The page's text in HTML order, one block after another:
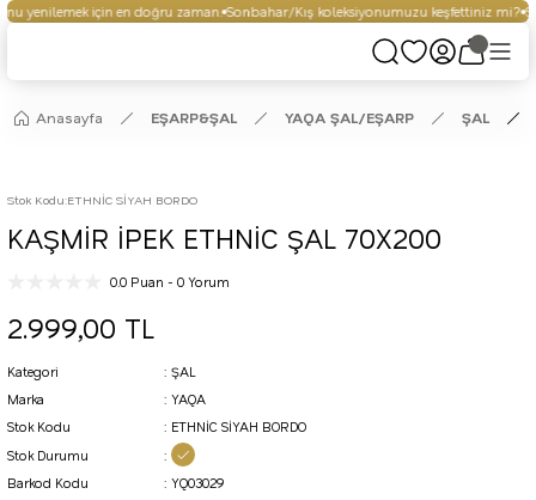
yenilemek için en doğru zaman. Sonbahar/Kış koleksiyonumuzu keşfettiniz mi?
Anasayfa EŞARP&ŞAL YAQA ŞAL/EŞARP ŞAL
Stok Kodu:ETHNİC SİYAH BORDO
KAŞMİR İPEK ETHNİC ŞAL 70X200
0.0 Puan - 0 Yorum
2.999,00 TL
Kategori
ŞAL
Marka
YAQA
Stok Kodu
ETHNİC SİYAH BORDO
Stok Durumu
Barkod Kodu
YQ03029